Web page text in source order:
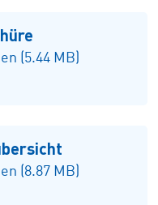
(5.44 MB)
(8.87 MB)